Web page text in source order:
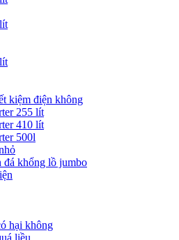
kiệm điện không
255 lít
410 lít
500l
đá khổng lồ jumbo
hại không
liều